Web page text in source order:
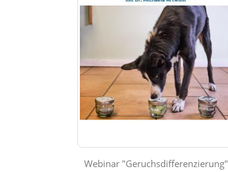
Webinar "Geruchsdifferenzierung"